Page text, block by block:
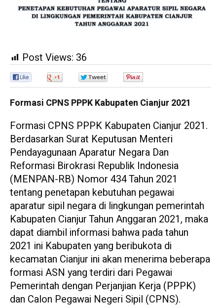
Post Views: 36
Formasi CPNS PPPK Kabupaten Cianjur 2021
Formasi CPNS PPPK Kabupaten Cianjur 2021.
Berdasarkan Surat Keputusan Menteri
Pendayagunaan Aparatur Negara Dan
Reformasi Birokrasi Republik Indonesia
(MENPAN-RB) Nomor 434 Tahun 2021
tentang penetapan kebutuhan pegawai
aparatur sipil negara di lingkungan pemerintah
Kabupaten Cianjur Tahun Anggaran 2021, maka
dapat diambil informasi bahwa pada tahun
2021 ini Kabupaten yang beribukota di
kecamatan Cianjur ini akan menerima beberapa
formasi ASN yang terdiri dari Pegawai
Pemerintah dengan Perjanjian Kerja (PPPK)
dan Calon Pegawai Negeri Sipil (CPNS).